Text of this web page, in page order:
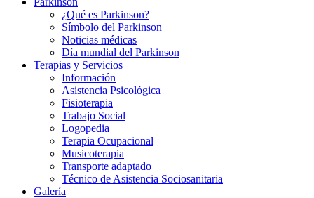
¿Qué es Parkinson?
Símbolo del Parkinson
Noticias médicas
Día mundial del Parkinson
Terapias y Servicios
Información
Asistencia Psicológica
Fisioterapia
Trabajo Social
Logopedia
Terapia Ocupacional
Musicoterapia
Transporte adaptado
Técnico de Asistencia Sociosanitaria
Galería